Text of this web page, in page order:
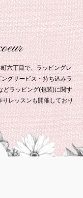
六丁目で、ラッピングレ
グサービス・持ち込みラ
どラッピング(包装)に関す
レッスンも開催しており